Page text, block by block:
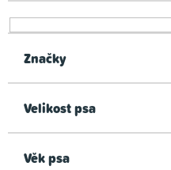
r
o
u
t
Značky
Velikost psa
Věk psa